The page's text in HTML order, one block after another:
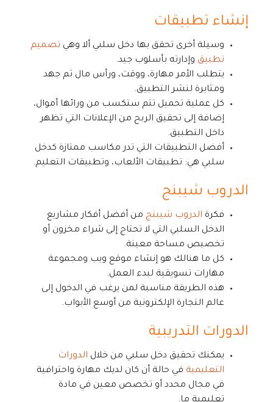
إنشاء تطبيقات
وسيلة أخرى تحقق بها دخل سلبي ألا وهي تصميم
تطبيق وإدارته بأسلوب جيد.
يتطلب الأمر مهارة، ووقت، ورأس مال ثم جهد
ومثابرة لنشر التطبيق.
كل عملية تحميل تتم ستكسب من ورائها أموال،
إضافة إلى تحقيق الربح من الإعلانات التي تظهر
داخل التطبيق.
أفضل التطبيقات التي تدر مكاسب ممتازة كدخل
سلبي هي: تطبيقات الألعاب، وتطبيقات التعليم.
الدروب شيبنج
فكرة الدروب شيبنج من أفضل أفكار مشاريع
الدخل السلبي التي لا تحتاج إلى شراء مخزون أو
تخصيص مساحة معينة.
كل ما هنالك هو إنشاء موقع ويب ومجموعة
مهارات تسويقية لبدء العمل.
هذه الطريقة مناسبة لمن يرغب في الدخول إلى
عالم التجارة الإلكترونية من أوسع الأبواب.
الدورات التدريبية
يمكنك تحقيق دخل سلبي من خلال الدورات
التعليمية في حالة أن كان لديك مهارة واحترافية
في مجال محدد أو تخصص معين في مادة